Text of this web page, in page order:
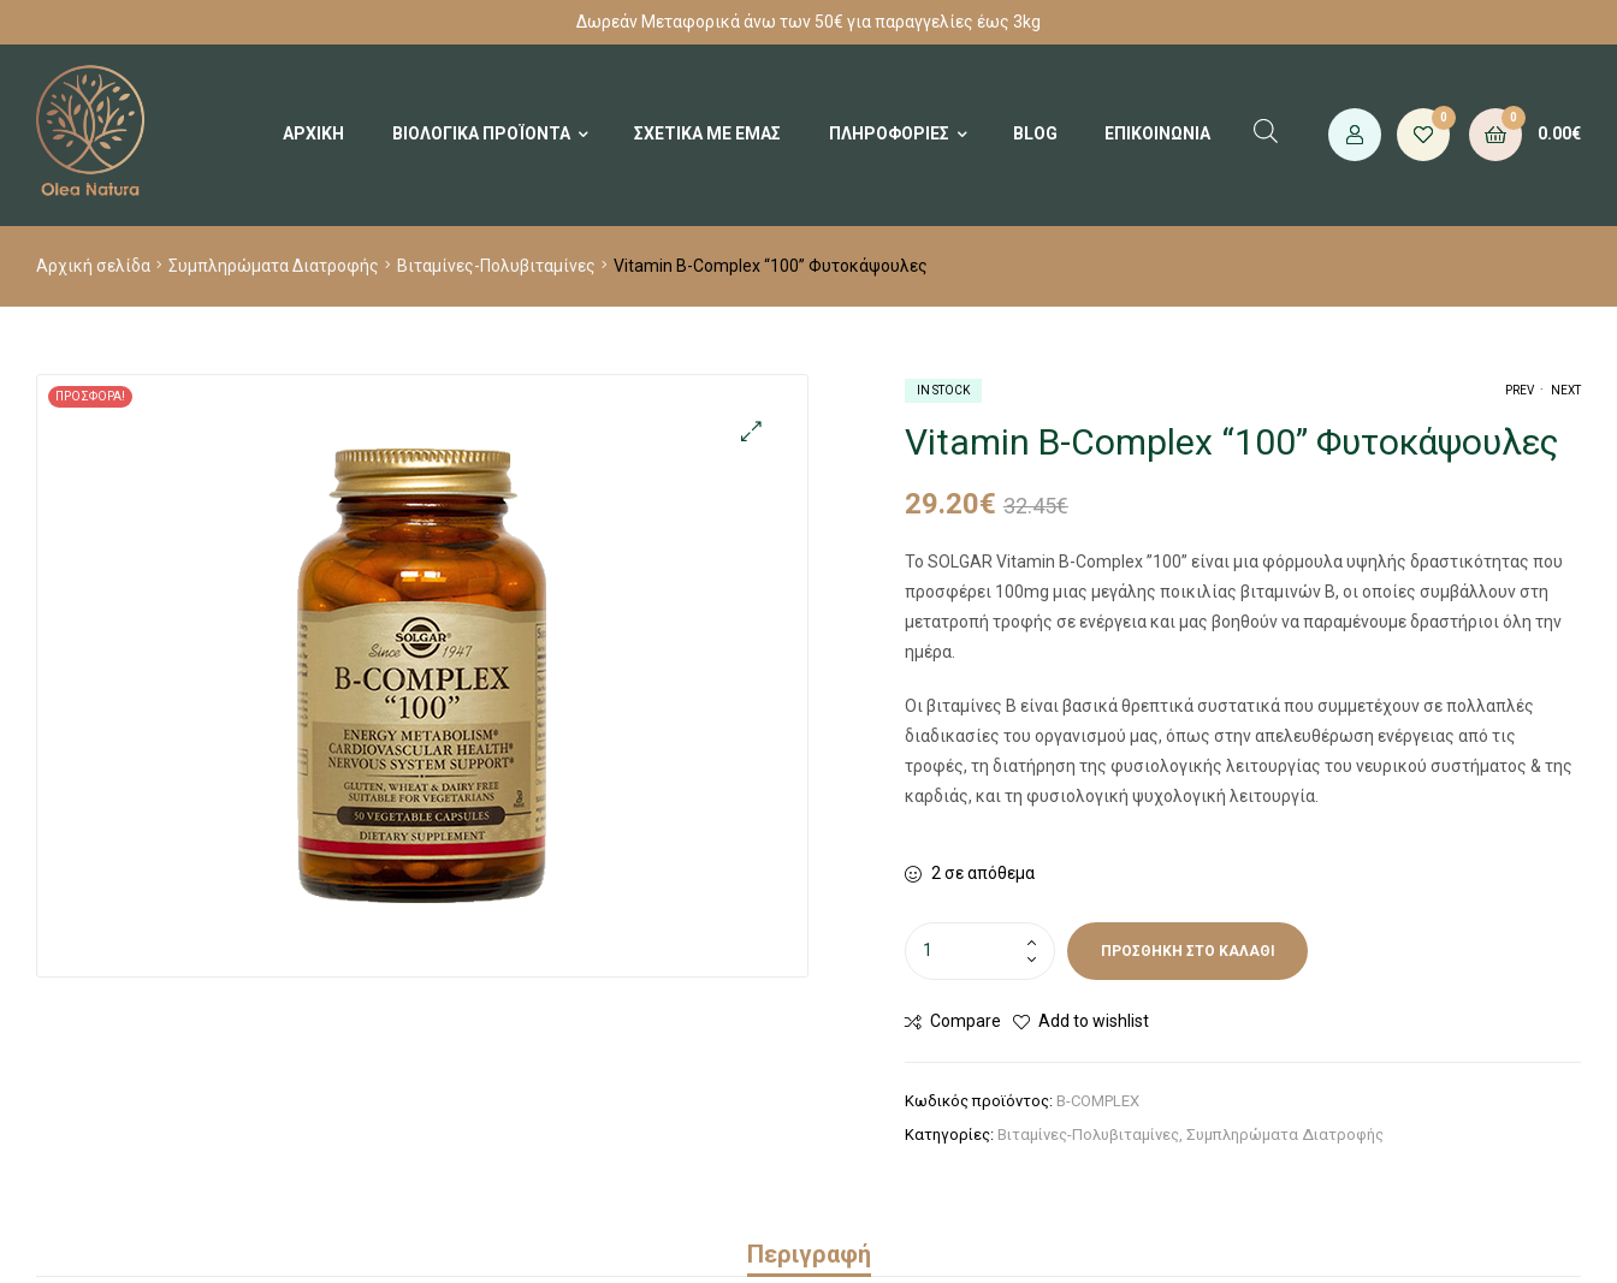
Δωρεάν Μεταφορικά άνω των 50€ για παραγγελίες έως 3kg
ΑΡΧΙΚΗ ΒΙΟΛΟΓΙΚΑ ΠΡΟΪΟΝΤΑ ΣΧΕΤΙΚΑ ΜΕ ΕΜΑΣ ΠΛΗΡΟΦΟΡΙΕΣ BLOG ΕΠΙΚΟΙΝΩΝΙΑ
0 0
0.00€
Αρχική σελίδα Συμπληρώματα Διατροφής Βιταμίνες-Πολυβιταμίνες Vitamin B-Complex “100” Φυτοκάψουλες
ΠΡΟΣΦΟΡΆ! PREV NEXT
IN STOCK
Vitamin B-Complex “100” Φυτοκάψουλες
32.45€
29.20€
Το SOLGAR Vitamin B-Complex ”100” είναι μια φόρμουλα υψηλής δραστικότητας που
προσφέρει 100mg μιας μεγάλης ποικιλίας βιταμινών Β, οι οποίες συμβάλλουν στη
μετατροπή τροφής σε ενέργεια και μας βοηθούν να παραμένουμε δραστήριοι όλη την
ημέρα.
Οι βιταμίνες Β είναι βασικά θρεπτικά συστατικά που συμμετέχουν σε πολλαπλές
διαδικασίες του οργανισμού μας, όπως στην απελευθέρωση ενέργειας από τις
τροφές, τη διατήρηση της φυσιολογικής λειτουργίας του νευρικού συστήματος & της
καρδιάς, και τη φυσιολογική ψυχολογική λειτουργία.
2 σε απόθεμα
ΠΡΟΣΘΉΚΗ ΣΤΟ ΚΑΛΆΘΙ
Compare Add to wishlist
Κωδικός προϊόντος: B-COMPLEX
Κατηγορίες: Βιταμίνες-Πολυβιταμίνες Συμπληρώματα Διατροφής
Περιγραφή